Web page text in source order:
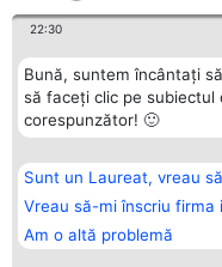
22:30
Bună, suntem încântați
să faceți clic pe subiectul
corespunzător! 🙂
Sunt un Laureat, vreau
Vreau să-mi înscriu firma
Am o altă problemă
9.2
Organizator Ranking
BRIGHT SOLUTIONS BR SRL
Aleea Timisul De Sus 2 Bl. A30
București
tel: +40 770 990 492